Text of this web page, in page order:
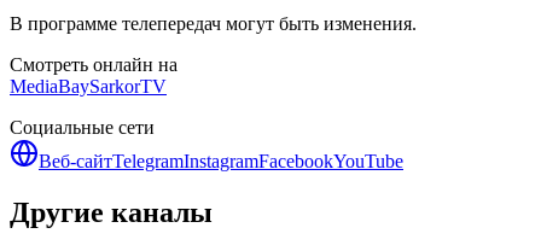
В программе телепередач могут быть изменения.
Смотреть онлайн на
MediaBaySarkorTV
Социальные сети
Веб-сайтTelegramInstagramFacebookYouTube
Другие каналы